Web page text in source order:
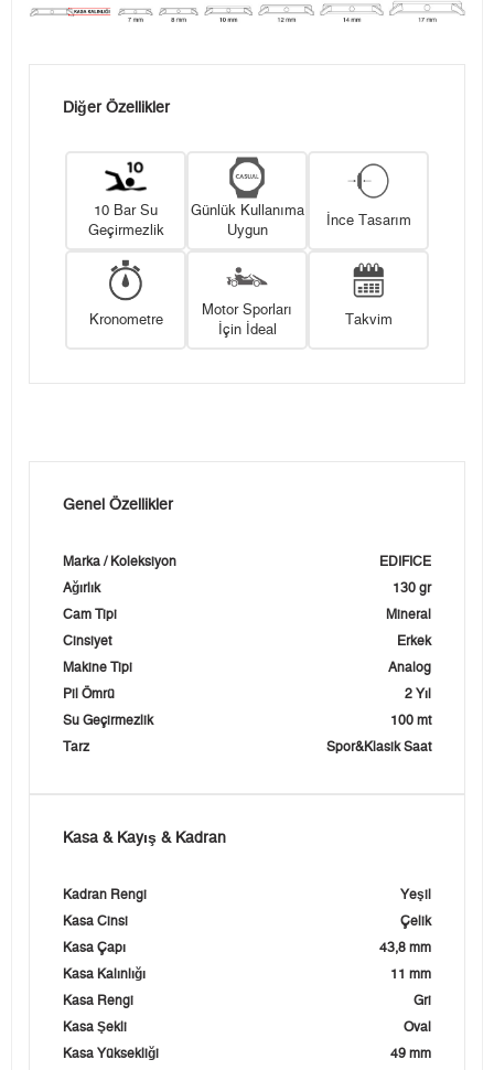
Diğer Özellikler
10 Bar Su
Geçirmezlik
Günlük Kullanıma
Uygun
İnce Tasarım
Kronometre
Motor Sporları
İçin İdeal
Takvim
Genel Özellikler
Marka / Koleksiyon
EDIFICE
Ağırlık
130 gr
Cam Tipi
Mineral
Cinsiyet
Erkek
Makine Tipi
Analog
Pil Ömrü
2 Yıl
Su Geçirmezlik
100 mt
Tarz
Spor&Klasik Saat
Kasa & Kayış & Kadran
Kadran Rengi
Yeşil
Kasa Cinsi
Çelik
Kasa Çapı
43,8 mm
Kasa Kalınlığı
11 mm
Kasa Rengi
Gri
Kasa Şekli
Oval
Kasa Yüksekliği
49 mm